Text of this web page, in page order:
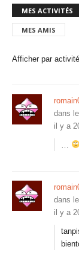
MES ACTIVITÉS
MES AMIS
Afficher par
dans
il y a
…
dans
il y a